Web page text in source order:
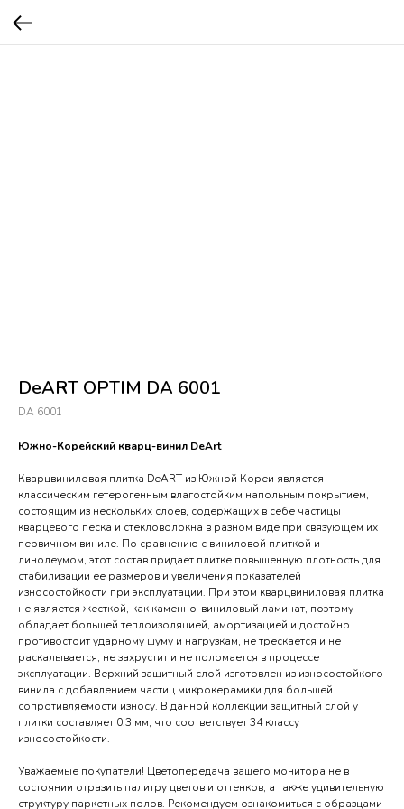
DeART OPTIM DA 6001
DA 6001
Южно-Корейский кварц-винил DeArt
Кварцвиниловая плитка DeART из Южной Кореи является
классическим гетерогенным влагостойким напольным покрытием,
состоящим из нескольких слоев, содержащих в себе частицы
кварцевого песка и стекловолокна в разном виде при связующем их
первичном виниле. По сравнению с виниловой плиткой и
линолеумом, этот состав придает плитке повышенную плотность для
стабилизации ее размеров и увеличения показателей
износостойкости при эксплуатации. При этом кварцвиниловая плитка
не является жесткой, как каменно-виниловый ламинат, поэтому
обладает большей теплоизоляцией, амортизацией и достойно
противостоит ударному шуму и нагрузкам, не трескается и не
раскалывается, не захрустит и не поломается в процессе
эксплуатации. Верхний защитный слой изготовлен из износостойкого
винила с добавлением частиц микрокерамики для большей
сопротивляемости износу. В данной коллекции защитный слой у
плитки составляет 0.3 мм, что соответствует 34 классу
износостойкости.
Уважаемые покупатели! Цветопередача вашего монитора не в
состоянии отразить палитру цветов и оттенков, а также удивительную
структуру паркетных полов. Рекомендуем ознакомиться с образцами